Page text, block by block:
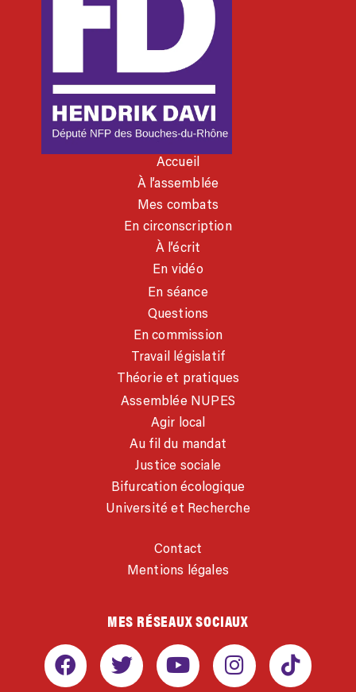
Accueil
À l’assemblée
Mes combats
En circonscription
À l’écrit
En vidéo
En séance
Questions
En commission
Travail législatif
Théorie et pratiques
Assemblée NUPES
Agir local
Au fil du mandat
Justice sociale
Bifurcation écologique
Université et Recherche
Contact
Mentions légales
MES RÉSEAUX SOCIAUX